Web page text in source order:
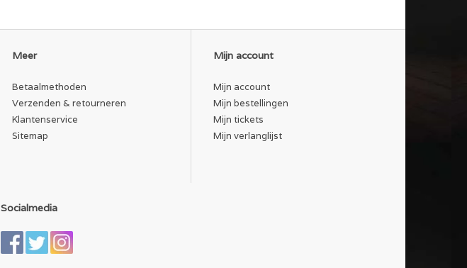
Meer
Betaalmethoden
Verzenden & retourneren
Klantenservice
Sitemap
Mijn account
Mijn account
Mijn bestellingen
Mijn tickets
Mijn verlanglijst
Socialmedia